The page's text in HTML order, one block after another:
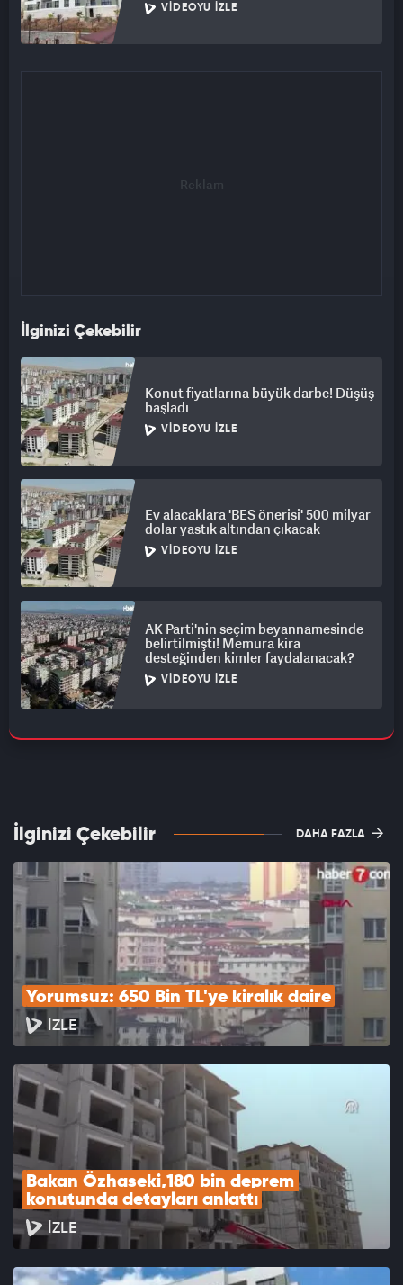
VIDEOYU İZLE
İlginizi Çekebilir
Konut fiyatlarına büyük darbe! Düşüş
başladı
VIDEOYU İZLE
Ev alacaklara 'BES önerisi' 500 milyar
dolar yastık altından çıkacak
VIDEOYU İZLE
AK Parti'nin seçim beyannamesinde
belirtilmişti! Memura kira
desteğinden kimler faydalanacak?
VIDEOYU İZLE
İlginizi Çekebilir DAHA FAZLA
Yorumsuz: 650 Bin TL'ye kiralık daire
İZLE
Bakan Özhaseki,180 bin deprem
konutunda detayları anlattı
İZLE